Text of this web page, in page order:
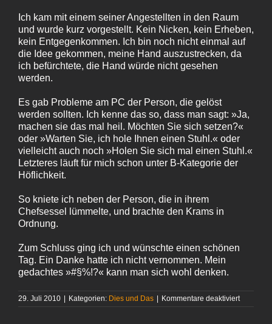
Ich kam mit einem seiner Angestellten in den Raum
und wurde kurz vorgestellt. Kein Nicken, kein Erheben,
kein Entgegenkommen. Ich bin noch nicht einmal auf
die Idee gekommen, meine Hand auszustrecken, da
ich befürchtete, die Hand würde nicht gesehen
werden.
Es gab Probleme am PC der Person, die gelöst
werden sollten. Ich kenne das so, dass man sagt: »Ja,
machen sie das mal heil. Möchten Sie sich setzen?«
oder »Warten Sie, ich hole Ihnen einen Stuhl.« oder
vielleicht auch noch »Holen Sie sich mal einen Stuhl.«
Letzteres läuft für mich schon unter B‑Kategorie der
Höflichkeit.
So kniete ich neben der Person, die in ihrem
Chefsessel lümmelte, und brachte den Krams in
Ordnung.
Zum Schluss ging ich und wünschte einen schönen
Tag. Ein Danke hatte ich nicht vernommen. Mein
gedachtes »#§%!?« kann man sich wohl denken.
29. Juli 2010 | Kategorien: Dies und Das | Kommentare deaktiviertfür